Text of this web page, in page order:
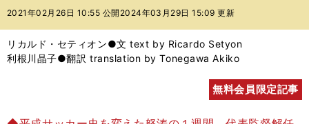
バ
2021年02月26日 10:55 公開 2024年03月29日 15:09 更新
リカルド・セティオン●文 text by Ricardo Setyon
利根川晶子●翻訳 translation by Tonegawa Akiko
無料会員限定記事